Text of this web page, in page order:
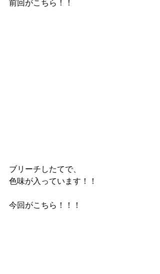
前回がこちら！！
ブリーチしたてで、
色味が入っています！！
今回がこちら！！！